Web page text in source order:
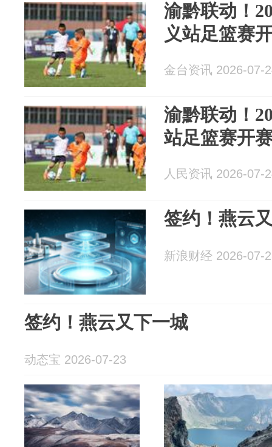
渝黔联动！
义站足篮赛
金台资讯 2026-07-
渝黔联动！
站足篮赛开
人民资讯 2026-07-
签约！燕云
新浪财经 2026-07-
签约！燕云又下一城
动态宝 2026-07-23